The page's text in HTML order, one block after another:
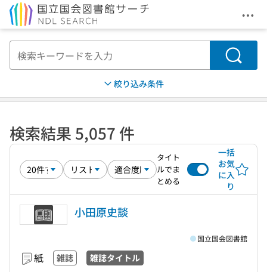
メ
検索
絞り込み条件
検索結果 5,057 件
タイト
ルでま
とめる
一括
お気
に入
り
小田原史談
紙 雑誌 雑誌タイトル
国立国会図書館